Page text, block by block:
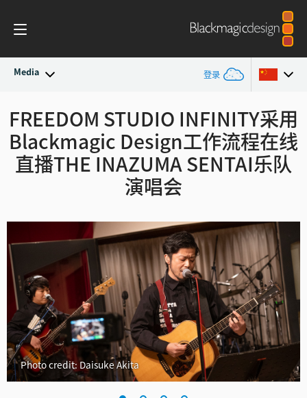
Media 登录
最新动态
新闻存档
Argentina
Australia
Austria
Canada
中国
Denmark
Finland
France
Germany
FREEDOM STUDIO INFINITY采用
Blackmagic Design工作流程在线
直播THE INAZUMA SENTAI乐队
演唱会
Photo credit: Daisuke Akita